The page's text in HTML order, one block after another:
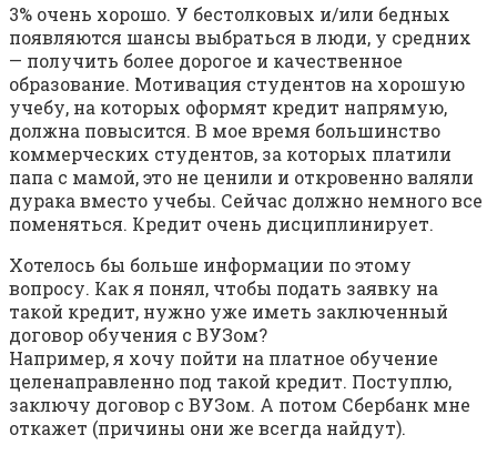
3% очень хорошо. У бестолковых и/или бедных
появляются шансы выбраться в люди, у средних
— получить более дорогое и качественное
образование. Мотивация студентов на хорошую
учебу, на которых оформят кредит напрямую,
должна повысится. В мое время большинство
коммерческих студентов, за которых платили
папа с мамой, это не ценили и откровенно валяли
дурака вместо учебы. Сейчас должно немного все
поменяться. Кредит очень дисциплинирует.
Хотелось бы больше информации по этому
вопросу. Как я понял, чтобы подать заявку на
такой кредит, нужно уже иметь заключенный
договор обучения с ВУЗом?
Например, я хочу пойти на платное обучение
целенаправленно под такой кредит. Поступлю,
заключу договор с ВУЗом. А потом Сбербанк мне
откажет (причины они же всегда найдут).